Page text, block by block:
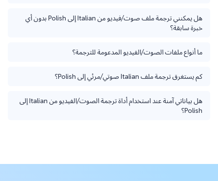
هل يمكنني ترجمة ملف صوت/فيديو من Italian إلى Polish بدون أي
خبرة سابقة؟
ما أنواع ملفات الصوت/الفيديو المدعومة للترجمة؟
كم يستغرق ترجمة ملف Italian صوتي/مرئي إلى Polish؟
هل بياناتي آمنة عند استخدام أداة ترجمة الصوت/الفيديو من Italian إلى
Polish؟